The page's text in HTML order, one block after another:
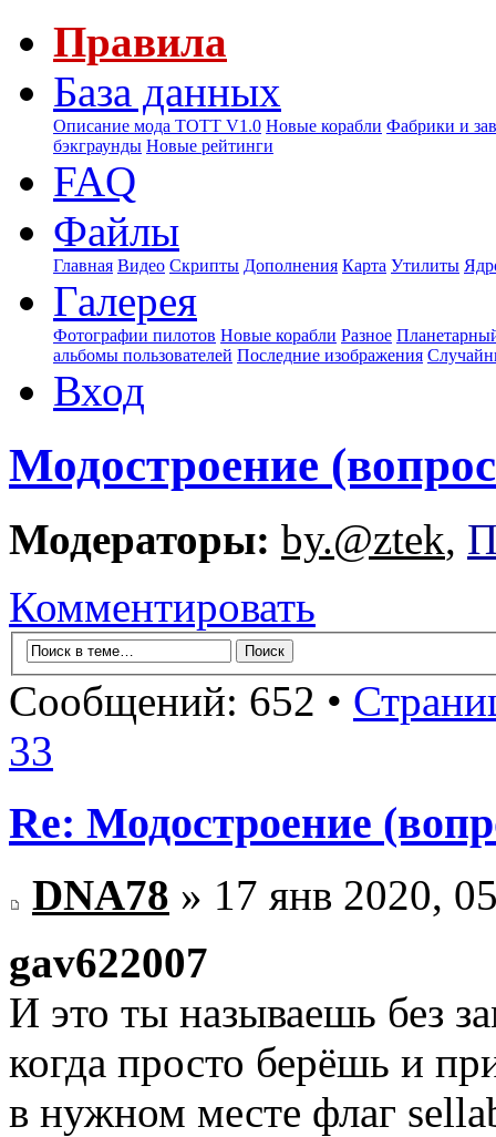
Правила
База данных
Описание мода ТОТТ V1.0 Новые корабли Фабрики и
бэкграунды Новые рейтинги
FAQ
Файлы
Главная Видео Скрипты Дополнения Карта Утилиты
Галерея
Фотографии пилотов Новые корабли Разное
альбомы пользователей Последние изображения
Вход
Модостроение
Модераторы: by.@ztek,
Комментировать
Сообщений: 652 •
33
Re: Модостроение
DNA78 » 17 янв 2020,
gav622007
И это ты называешь без
когда просто берёшь и
в нужном месте флаг